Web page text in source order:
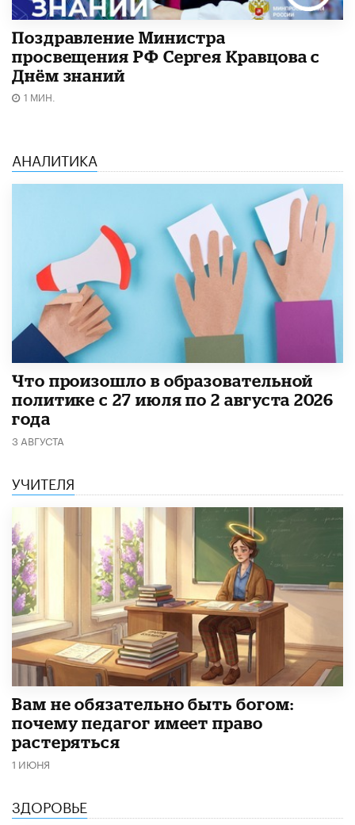
Поздравление Министра
просвещения РФ Сергея Кравцова с
Днём знаний
1 МИН.
АНАЛИТИКА
​Что произошло в образовательной
политике с 27 июля по 2 августа 2026
года
3 АВГУСТА
УЧИТЕЛЯ
​Вам не обязательно быть богом:
почему педагог имеет право
растеряться
1 ИЮНЯ
ЗДОРОВЬЕ